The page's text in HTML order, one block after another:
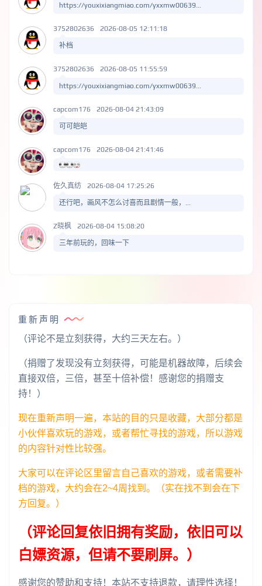
https://youxixiangmiao.com/yxxmw00639...
3752802636 2026-08-05 12:11:18
补档
3752802636 2026-08-05 11:55:59
https://youxixiangmiao.com/yxxmw00639...
capcom176 2026-08-04 21:43:09
可可皑皑
capcom176 2026-08-04 21:41:46
佐久真纺 2026-08-04 17:25:26
还行吧，画风不怎么讨喜而且剧情一般，...
Z晓枫 2026-08-04 15:08:20
三年前玩的，回味一下
重新声明
（评论不是立刻获得，大约三天左右。）
（捐赠了发现没有立刻获得，可能是机器故障，后续会
直接双倍，三倍，甚至十倍补偿！感谢您的捐赠支
持！）
现在重新声明一遍，本站的目的只是收藏，大部分都是
小伙伴喜欢玩的游戏，或者帮忙寻找的游戏，所以游戏
的内容针对性比较强。
大家可以在评论区里留言自己喜欢的游戏，或者需要补
档的游戏，大约会在2~4周找到。（实在找不到会在下
方回复。）
（评论回复依旧拥有奖励，依旧可以
白嫖资源，但请不要刷屏。）
感谢您的赞助和支持！本站不支持退款，请理性选择！